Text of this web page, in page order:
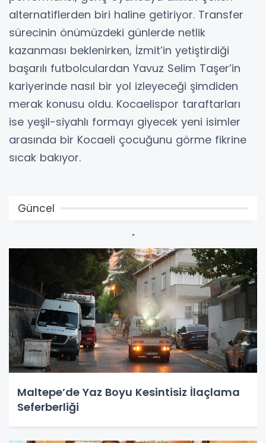
alternatiflerden biri haline getiriyor. Transfer
sürecinin önümüzdeki günlerde netlik
kazanması beklenirken, İzmit’in yetiştirdiği
başarılı futbolculardan Yavuz Selim Taşer’in
kariyerinde nasıl bir yol izleyeceği şimdiden
merak konusu oldu. Kocaelispor taraftarları
ise yeşil-siyahlı formayı giyecek yeni isimler
arasında bir Kocaeli çocuğunu görme fikrine
sıcak bakıyor.
Güncel
Maltepe’de Yaz Boyu Kesintisiz İlaçlama
Seferberliği